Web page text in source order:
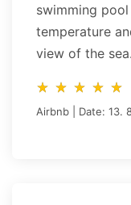
swimming
temperature
view of the
star_rate star_rate star_rate star_rate star_rate
star_rate star_rate star_rate star_rate star_rate
Airbnb | Date: 13.